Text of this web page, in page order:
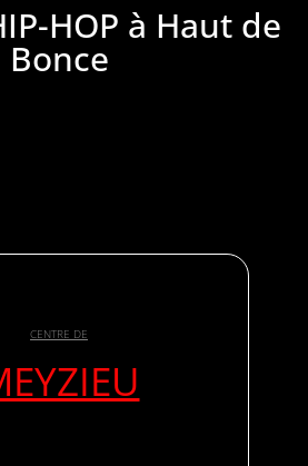
HOP à Haut de
Bonce
CENTRE DE